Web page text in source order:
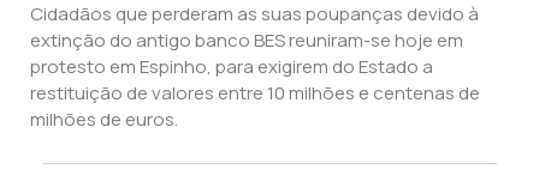
Cidadãos que perderam as suas poupanças devido à
extinção do antigo banco BES reuniram-se hoje em
protesto em Espinho, para exigirem do Estado a
restituição de valores entre 10 milhões e centenas de
milhões de euros.